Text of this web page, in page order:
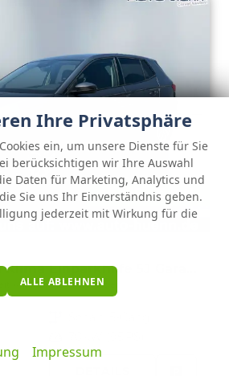
ab 185,– € mtl.
4-6 Monate Neuwagen
Ihre Privatsphäre
ein, um unsere Dienste für Sie
berücksichtigen wir Ihre Auswahl
Daten für Marketing, Analytics und
Sie uns Ihr Einverständnis geben.
jederzeit mit Wirkung für die
ALLE ABLEHNEN
Impressum